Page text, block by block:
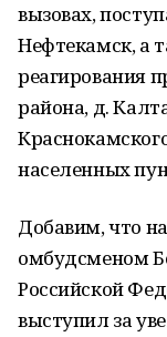
вызовах,
Нефтекамск, а
реагирования
района, д.
населенных
Добавим, что
омбудсменом
Российской
выступил за